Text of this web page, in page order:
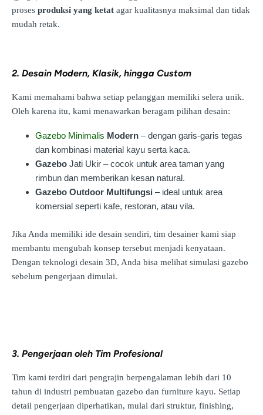
proses produksi yang ketat agar kualitasnya maksimal dan tidak
mudah retak.
2. Desain Modern, Klasik, hingga Custom
Kami memahami bahwa setiap pelanggan memiliki selera unik.
Oleh karena itu, kami menawarkan beragam pilihan desain:
Gazebo Minimalis Modern – dengan garis-garis tegas
dan kombinasi material kayu serta kaca.
Gazebo Jati Ukir – cocok untuk area taman yang
rimbun dan memberikan kesan natural.
Gazebo Outdoor Multifungsi – ideal untuk area
komersial seperti kafe, restoran, atau vila.
Jika Anda memiliki ide desain sendiri, tim desainer kami siap
membantu mengubah konsep tersebut menjadi kenyataan.
Dengan teknologi desain 3D, Anda bisa melihat simulasi gazebo
sebelum pengerjaan dimulai.
3. Pengerjaan oleh Tim Profesional
Tim kami terdiri dari pengrajin berpengalaman lebih dari 10
tahun di industri pembuatan gazebo dan furniture kayu. Setiap
detail pengerjaan diperhatikan, mulai dari struktur, finishing,